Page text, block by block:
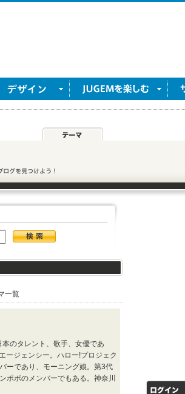
一覧
のタレント、歌手、女優であ
ージェンシー。ハロー!プロジェク
ーであり、モーニング娘。第3代
ポポのメンバーでもある。神奈川